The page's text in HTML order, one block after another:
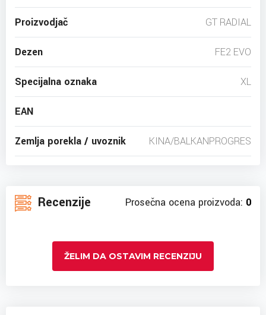
Proizvodjač GT RADIAL
Dezen FE2 EVO
Specijalna oznaka XL
EAN
Zemlja porekla / uvoznik KINA/BALKANPROGRES
Recenzije Prosečna ocena proizvoda: 0
ŽELIM DA OSTAVIM RECENZIJU